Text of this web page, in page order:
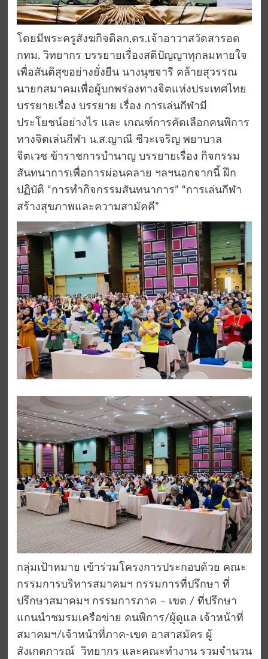
โดยมีพระครูสังฆกิจดิลก,ดร.เจ้าอาวาสวัดสารอด
กทม. วิทยากร บรรยายเรื่องสติปัญญาทุกลมหายใจ
เพื่อสันติสุขอย่างยั่งยืน นางนุชจารี คล้ายสุวรรณ
นายกสมาคมเพื่อผู้บกพร่องทางจิตแห่งประเทศไทย
บรรยายเรื่อง บรรยาย เรื่อง การเล่นกีฬามี
ประโยชน์อย่างไร และ เกณฑ์การคัดเลือกคนพิการ
ทางจิตเล่นกีฬา น.ส.ญาณี ชีวะเจริญ พยาบาล
จิตเวช ข้าราชการบำนาญ บรรยายเรื่อง กิจกรรม
สันทนาการเพื่อการผ่อนคลาย ฯลฯนอกจากนี้ ฝึก
ปฏิบัติ “การทำกิจกรรมสันทนาการ” “การเล่นกีฬา
สร้างสุขภาพและความสามัคคี”
กลุ่มเป้าหมาย เข้าร่วมโครงการประกอบด้วย คณะ
กรรมการบริหารสมาคมฯ กรรมการที่ปรึกษา ที่
ปรึกษาสมาคมฯ กรรมการภาค – เขต / ที่ปรึกษา
แกนนำชมรมเครือข่าย คนพิการ/ผู้ดูแล เจ้าหน้าที่
สมาคมฯ/เจ้าหน้าที่ภาค-เขต อาสาสมัคร ผู้
สังเกตการณ์ วิทยากร และคณะทำงาน รวมจำนวน